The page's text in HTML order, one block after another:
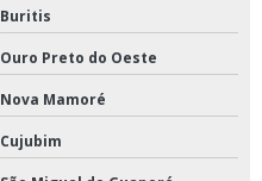
Buritis
Ouro Preto do Oeste
Nova Mamoré
Cujubim